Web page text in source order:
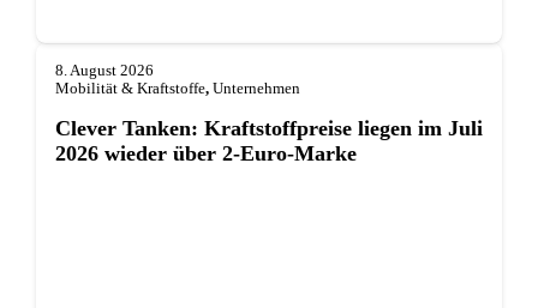
8. August 2026
Mobilität & Kraftstoffe, Unternehmen
Clever Tanken: Kraftstoffpreise liegen im Juli
2026 wieder über 2-Euro-Marke